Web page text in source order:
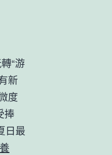
“游
新
度
捧
日最